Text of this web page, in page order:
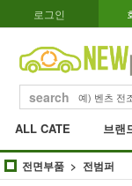
로그인
search
ALL CATE 브랜
전면부품 전범퍼